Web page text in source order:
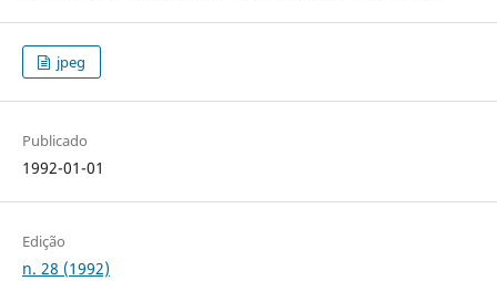
jpeg
Publicado
1992-01-01
Edição
n. 28 (1992)